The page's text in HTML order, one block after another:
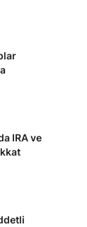
IRA ve